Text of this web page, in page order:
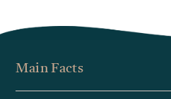
Main Facts